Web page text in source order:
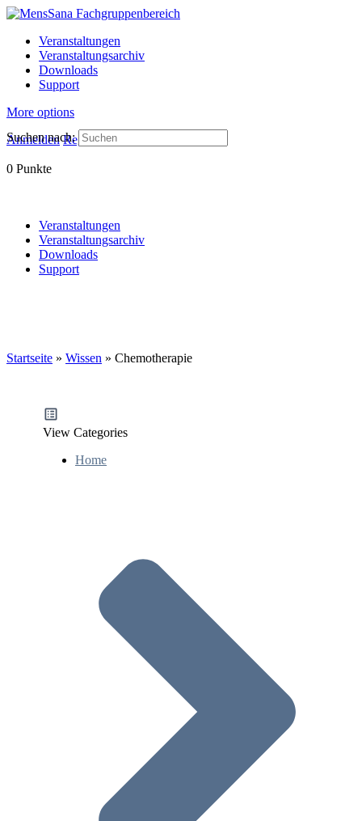
Veranstaltungen
Veranstaltungsarchiv
Downloads
Support
More options
Anmelden Registrieren
0 Punkte
Suchen nach:
Veranstaltungen
Veranstaltungsarchiv
Downloads
Support
Startseite » Wissen » Chemotherapie
View Categories
Home